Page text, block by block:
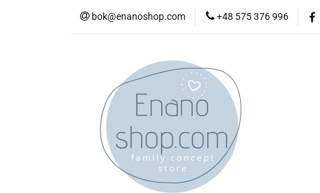
bok@enanoshop.com +48 575 376 996
bestsellery
kontakt